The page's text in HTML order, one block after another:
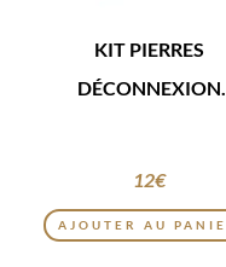
KIT PIERRES
DÉCONNEXION
12€
AJOUTER AU